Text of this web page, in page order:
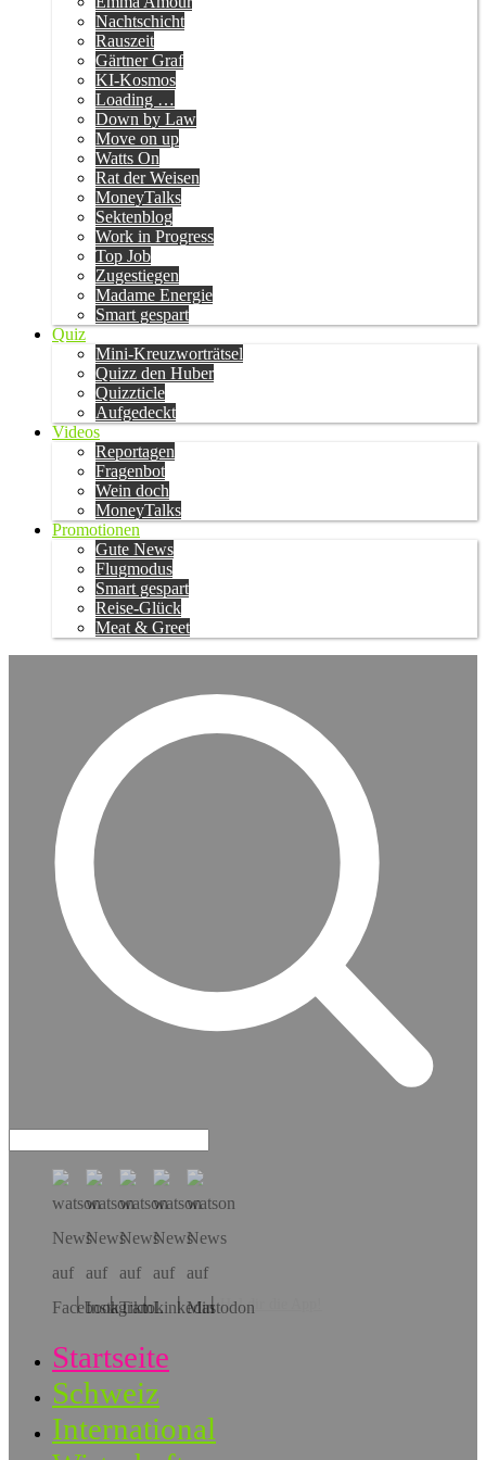
Nachtschicht
Rauszeit
Gärtner Graf
KI-Kosmos
Loading …
Down by Law
Move on up
Watts On
Rat der Weisen
MoneyTalks
Sektenblog
Work in Progress
Top Job
Zugestiegen
Madame Energie
Smart gespart
Quiz
Mini-Kreuzworträtsel
Quizz den Huber
Quizzticle
Aufgedeckt
Videos
Reportagen
Fragenbot
Wein doch
MoneyTalks
Promotionen
Gute News
Flugmodus
Smart gespart
Reise-Glück
Meat & Greet
Hol dir die App!
Startseite
Schweiz
International